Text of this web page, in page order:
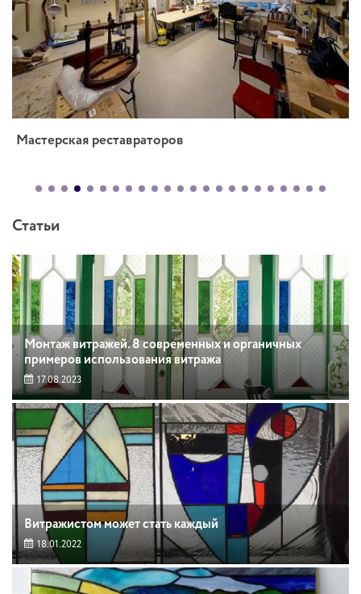
Мастерская реставраторов
Статьи
Монтаж витражей. 8 современных и органичных
примеров использования витража
17.08.2023
Витражистом может стать каждый
18.01.2022